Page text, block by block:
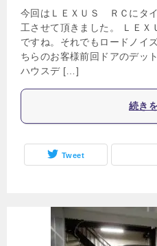
今回はＬＥＸＵＳ ＲＣにタ
工させて頂きました。 ＬＥＸ
ですね。それでもロードノイ
ちらのお客様前回ドアのデッ
ハウスデ […]
続き
Tweet